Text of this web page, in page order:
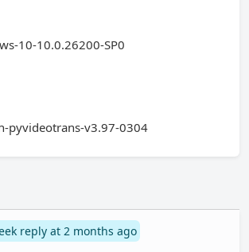
10-10.0.26200-SP0
pyvideotrans-v3.97-0304
reply at 2 months ago